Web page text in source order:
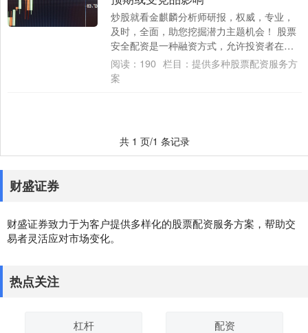
炒股就看金麒麟分析师研报，权威，专业，
及时，全面，助您挖掘潜力主题机会！ 股票
安全配资是一种融资方式，允许投资者在不
增加自有资金的情况下，放大股票投资的规
模。配....
阅读： 190 栏目： 提供多种股票配资服务方
案
共 1 页/1 条记录
财盛证券
财盛证券致力于为客户提供多样化的股票配资服务方案，帮助交
易者灵活应对市场变化。
热点关注
杠杆 配资